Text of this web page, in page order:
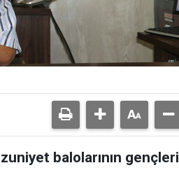
balolarının gençleri